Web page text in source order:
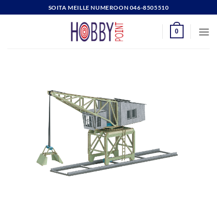
to
SOITA MEILLE NUMEROON 046-8505510
0